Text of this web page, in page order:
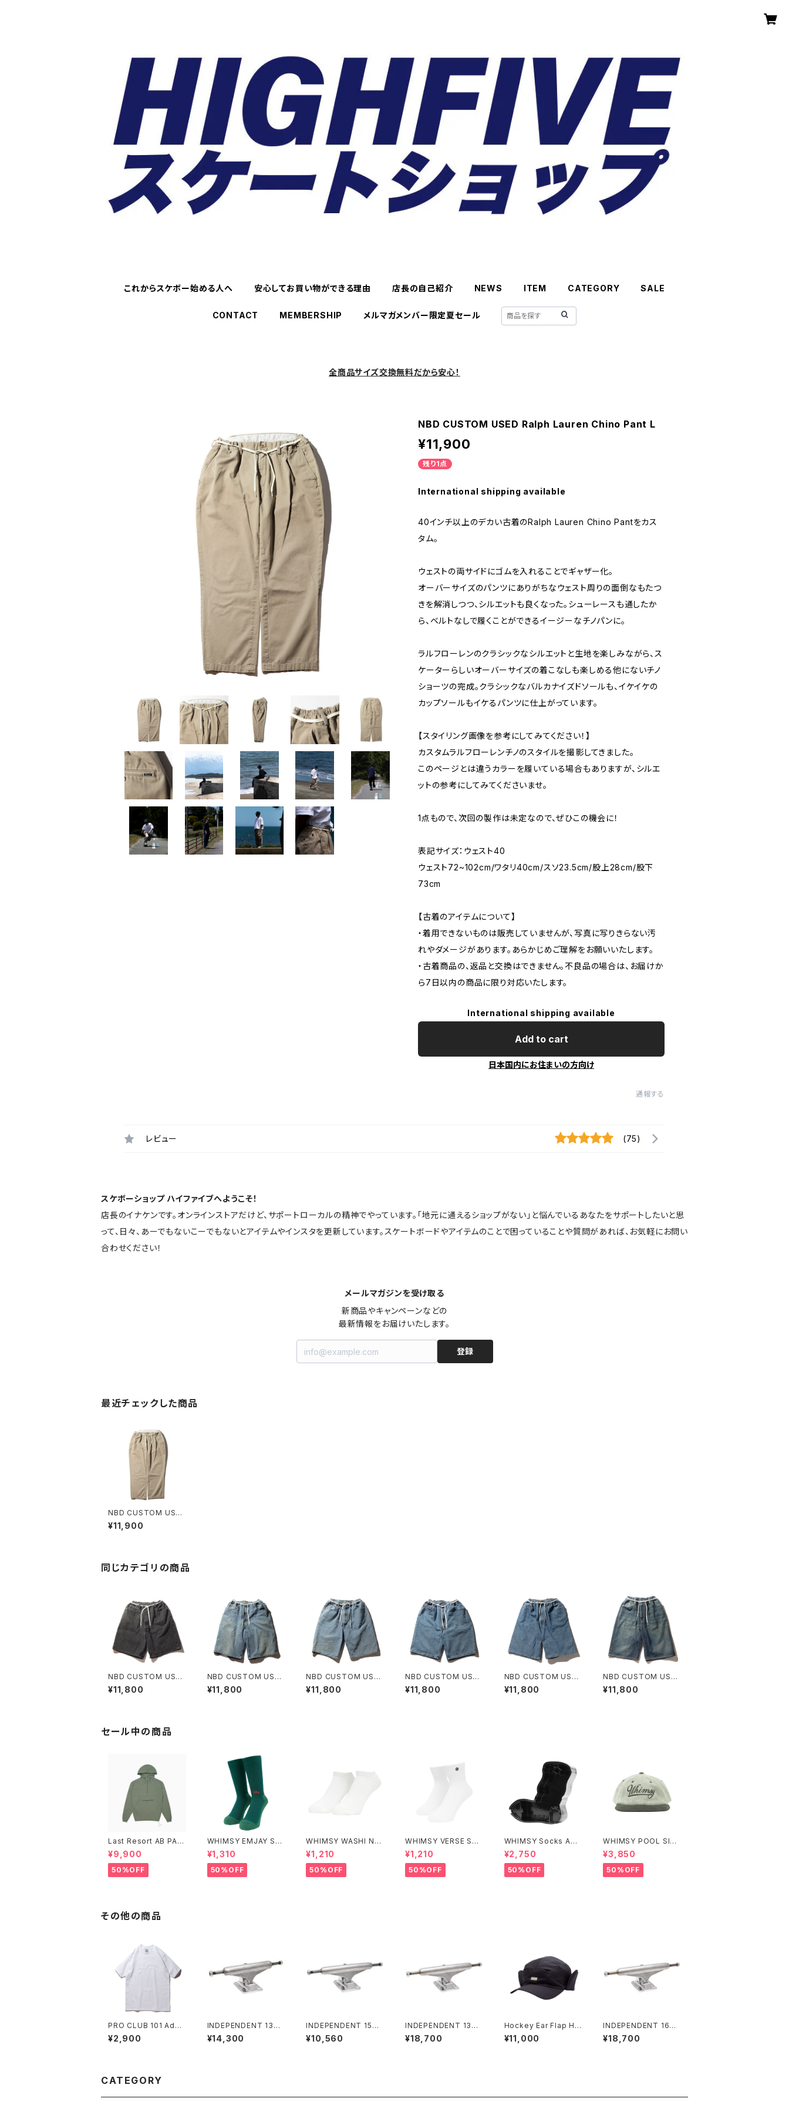
これからスケボー始める人へ 安心してお買い物ができる理由 店長の自己紹介 NEWS ITEM CATEGORY SALE
CONTACT MEMBERSHIP メルマガメンバー限定夏セール
全商品サイズ交換無料だから安心！
NBD CUSTOM USED Ralph Lauren Chino Pant L
¥11,900
残り1点
International shipping available
40インチ以上のデカい古着のRalph Lauren Chino Pantをカス
タム。
ウェストの両サイドにゴムを入れることでギャザー化。
オーバーサイズのパンツにありがちなウェスト周りの面倒なもたつ
きを解消しつつ、シルエットも良くなった。シューレースも通したか
ら、ベルトなしで履くことができるイージーなチノパンに。
ラルフローレンのクラシックなシルエットと生地を楽しみながら、ス
ケーターらしいオーバーサイズの着こなしも楽しめる他にないチノ
ショーツの完成。クラシックなバルカナイズドソールも、イケイケの
カップソールもイケるパンツに仕上がっています。
【スタイリング画像を参考にしてみてください！】
カスタムラルフローレンチノのスタイルを撮影してきました。
このページとは違うカラーを履いている場合もありますが、シルエ
ットの参考にしてみてくださいませ。
1点もので、次回の製作は未定なので、ぜひこの機会に！
表記サイズ：ウェスト40
ウェスト72~102cm/ワタリ40cm/スソ23.5cm/股上28cm/股下
73cm
【古着のアイテムについて】
・着用できないものは販売していませんが、写真に写りきらない汚
れやダメージがあります。あらかじめご理解をお願いいたします。
・古着商品の、返品と交換はできません。不良品の場合は、お届けか
ら7日以内の商品に限り対応いたします。
International shipping available
Add to cart
日本国内にお住まいの方向け
通報する
レビュー (75)
スケボーショップ ハイファイブへようこそ！
店長のイナケンです。オンラインストアだけど、サポートローカルの精神でやっています。「地元に通えるショップがない」と悩んでいるあなたをサポートしたいと思
って、日々、あーでもないこーでもないとアイテムやインスタを更新しています。スケートボードやアイテムのことで困っていることや質問があれば、お気軽にお問い
合わせください！
メールマガジンを受け取る
新商品やキャンペーンなどの
最新情報をお届けいたします。
登録
最近チェックした商品
NBD CUSTOM USE
D Ralph Lauren Chin
o Pant L
¥11,900
同じカテゴリの商品
NBD CUSTOM USE
D LEVI'S DENIM SH
ORT H
¥11,800
NBD CUSTOM USE
D LEVI'S DENIM SH
ORT G
¥11,800
NBD CUSTOM USE
D LEVI'S DENIM SH
ORT F
¥11,800
NBD CUSTOM USE
D LEVI'S DENIM SH
ORT E
¥11,800
NBD CUSTOM USE
D LEVI'S DENIM SH
ORT D
¥11,800
NBD CUSTOM USE
D LEVI'S DENIM SH
ORT C
¥11,800
セール中の商品
Last Resort AB PAC
K ANORAK SAGE
¥9,900
50%OFF
WHIMSY EMJAY SO
CKS
¥1,310
50%OFF
WHIMSY WASHI NO
SHOW SOCKS
¥1,210
50%OFF
WHIMSY VERSE SO
CKS
¥1,210
50%OFF
WHIMSY Socks Ash
Tray
¥2,750
50%OFF
WHIMSY POOL SIDE
CAP
¥3,850
50%OFF
その他の商品
PRO CLUB 101 Adult
Short Sleeve Heavy
Weight Tee プロクラ
¥2,900
INDEPENDENT 139
STAGE 11 FORGED H
OLLOW SILVER STA
ケートボード トラック
¥14,300
INDEPENDENT 159
STAGE 11 POLISHED
SKATEBOARD TRUC
¥10,560
INDEPENDENT 139
STAGE 11 FORGED T
ITANIUM STANDAR
ード トラック
¥18,700
Hockey Ear Flap Ha
t¥11,000
INDEPENDENT 169
STAGE 11 FORGED T
ITANIUM STANDAR
ード トラック
¥18,700
CATEGORY